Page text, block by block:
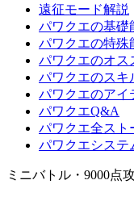
遠征モード解説
パワクエの基礎
パワクエの特殊
パワクエのオス
パワクエのスキ
パワクエのアイ
パワクエQ&A
パワクエ全スト
パワクエシステ
ミニバトル・9000点